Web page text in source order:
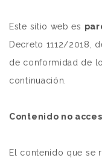
Este sitio web es
Decreto 1112/2018,
de conformidad de
continuación.
Contenido no
El contenido que se